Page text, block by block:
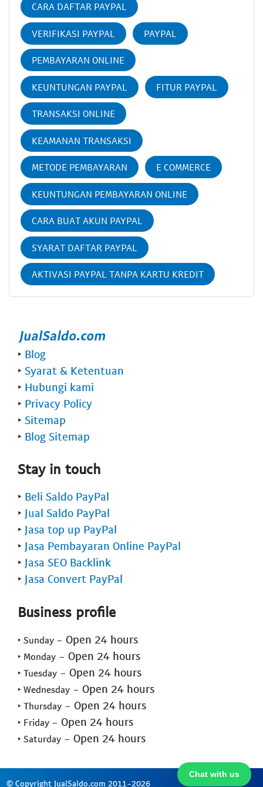
CARA DAFTAR PAYPAL
VERIFIKASI PAYPAL PAYPAL
PEMBAYARAN ONLINE
KEUNTUNGAN PAYPAL FITUR PAYPAL
TRANSAKSI ONLINE
KEAMANAN TRANSAKSI
METODE PEMBAYARAN E COMMERCE
KEUNTUNGAN PEMBAYARAN ONLINE
CARA BUAT AKUN PAYPAL
SYARAT DAFTAR PAYPAL
AKTIVASI PAYPAL TANPA KARTU KREDIT
Chat with us
‣ Blog
‣ Syarat & Ketentuan
‣ Hubungi kami
‣ Privacy Policy
‣ Sitemap
‣ Blog Sitemap
Stay in touch
‣ Beli Saldo PayPal
‣ Jual Saldo PayPal
‣ Jasa top up PayPal
‣ Jasa Pembayaran Online PayPal
‣ Jasa SEO Backlink
‣ Jasa Convert PayPal
Business profile
‣ Sunday - Open 24 hours
‣ Monday - Open 24 hours
‣ Tuesday - Open 24 hours
‣ Wednesday - Open 24 hours
‣ Thursday - Open 24 hours
‣ Friday - Open 24 hours
‣ Saturday - Open 24 hours
© Copyright JualSaldo.com 2011-2026